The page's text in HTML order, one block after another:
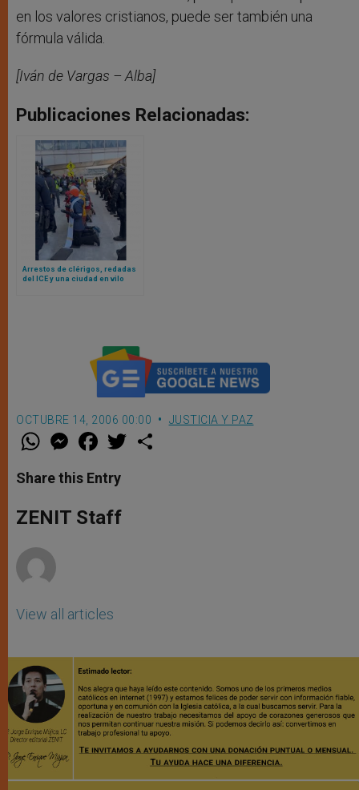
en los valores cristianos, puede ser también una
fórmula válida.
[Iván de Vargas – Alba]
Publicaciones Relacionadas:
Arrestos de clérigos, redadas
del ICE y una ciudad en vilo
OCTUBRE 14, 2006 00:00 JUSTICIA Y PAZ
W
t
s
p
p
M
e
s
e
g
e
F
a
e
b
o
k
w
Share this Entry
ZENIT Staff
View all articles